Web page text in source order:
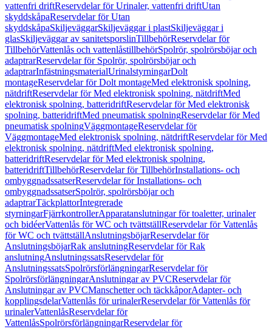
vattenfri driftReservdelar för Urinaler, vattenfri driftUtan
skyddskåpaReservdelar för Utan
skyddskåpaSkiljeväggarSkiljeväggar i plastSkiljeväggar i
glasSkiljeväggar av sanitetsporslinTillbehörReservdelar för
TillbehörVattenlås och vattenlåstillbehörSpolrör, spolrörsböjar och
adaptrarReservdelar för Spolrör, spolrörsböjar och
adaptrarInfästningsmaterialUrinalstyrningarDolt
montageReservdelar för Dolt montageMed elektronisk spolning,
nätdriftReservdelar för Med elektronisk spolning, nätdriftMed
elektronisk spolning, batteridriftReservdelar för Med elektronisk
spolning, batteridriftMed pneumatisk spolningReservdelar för Med
pneumatisk spolningVäggmontageReservdelar för
VäggmontageMed elektronisk spolning, nätdriftReservdelar för Med
elektronisk spolning, nätdriftMed elektronisk spolning,
batteridriftReservdelar för Med elektronisk spolning,
batteridriftTillbehörReservdelar för TillbehörInstallations- och
ombyggnadssatserReservdelar för Installations- och
ombyggnadssatserSpolrör, spolrörsböjar och
adaptrarTäckplattorIntegrerade
styrningarFjärrkontrollerApparatanslutningar för toaletter, urinaler
och bidéerVattenlås för WC och tvättställReservdelar för Vattenlås
för WC och tvättställAnslutningsböjarReservdelar för
AnslutningsböjarRak anslutningReservdelar för Rak
anslutningAnslutningssatsReservdelar för
AnslutningssatsSpolrörsförlängningarReservdelar för
SpolrörsförlängningarAnslutningar av PVCReservdelar för
Anslutningar av PVCManschetter och täckkåporAdapter- och
kopplingsdelarVattenlås för urinalerReservdelar för Vattenlås för
urinalerVattenlåsReservdelar för
VattenlåsSpolrörsförlängningarReservdelar för